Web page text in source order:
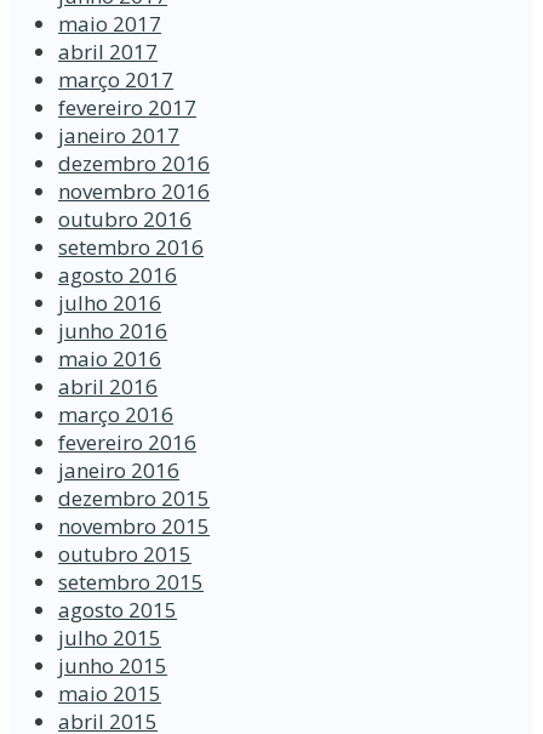
maio 2017
abril 2017
março 2017
fevereiro 2017
janeiro 2017
dezembro 2016
novembro 2016
outubro 2016
setembro 2016
agosto 2016
julho 2016
junho 2016
maio 2016
abril 2016
março 2016
fevereiro 2016
janeiro 2016
dezembro 2015
novembro 2015
outubro 2015
setembro 2015
agosto 2015
julho 2015
junho 2015
maio 2015
abril 2015